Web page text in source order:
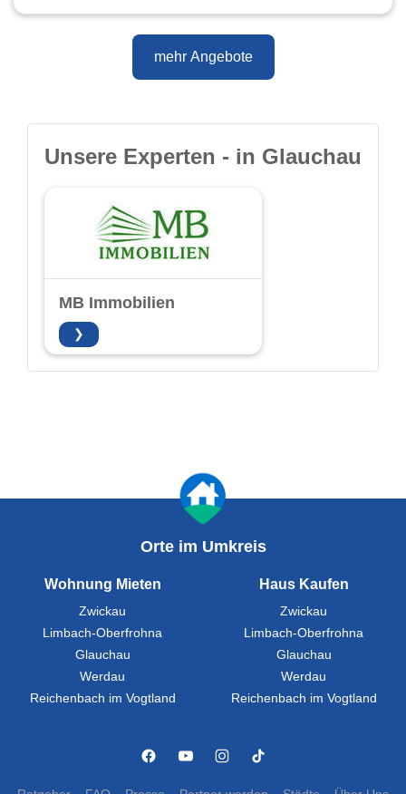
mehr Angebote
Unsere Experten - in Glauchau
MB Immobilien
❯
Orte im Umkreis
Wohnung Mieten
Zwickau
Limbach-Oberfrohna
Glauchau
Werdau
Reichenbach im Vogtland
Haus Kaufen
Zwickau
Limbach-Oberfrohna
Glauchau
Werdau
Reichenbach im Vogtland